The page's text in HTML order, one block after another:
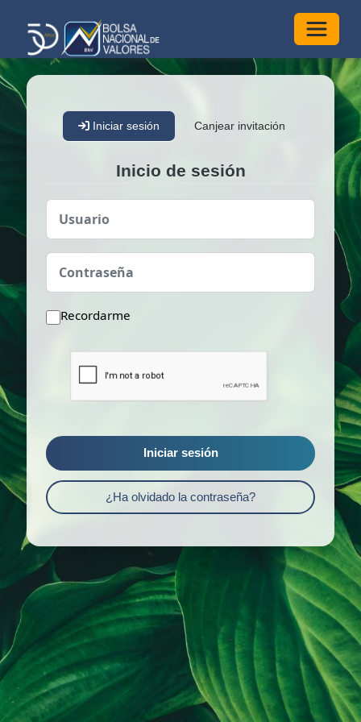
Iniciar sesión Canjear invitación
Inicio de sesión
Usuario
Contraseña
Recordarme
Iniciar sesión
¿Ha olvidado la contraseña?